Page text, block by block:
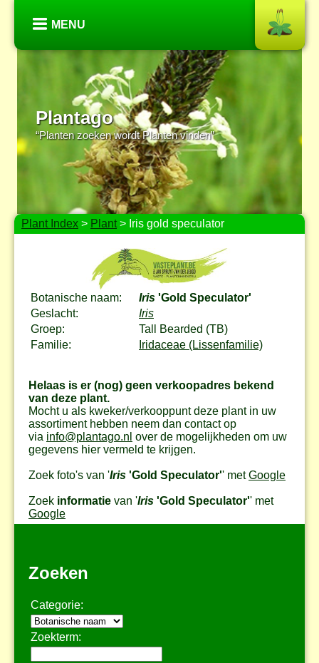
MENU
Plantago
“Planten zoeken wordt Planten vinden”
Plant Index > Plant> Iris gold speculator
Botanische naam: Iris 'Gold Speculator'
Geslacht:
Iris
Groep:
Tall Bearded (TB)
Familie:
Iridaceae (Lissenfamilie)
Helaas is er (nog) geen verkoopadres bekend
van deze plant.
Mocht u als kweker/verkooppunt deze plant in uw
assortiment hebben neem dan contact op
via info@plantago.nl over de mogelijkheden om uw
gegevens hier vermeld te krijgen.
Zoek foto's van 'Iris 'Gold Speculator'' metGoogle
Zoek informatie van 'Iris 'Gold Speculator'' met
Google
Zoeken
Categorie:
Zoekterm: